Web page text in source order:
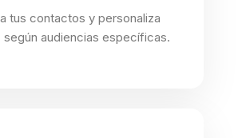
tus contactos y personaliza
según audiencias específicas.